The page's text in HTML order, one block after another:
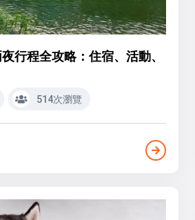
行程全攻略：住宿、活動、
514次瀏覽